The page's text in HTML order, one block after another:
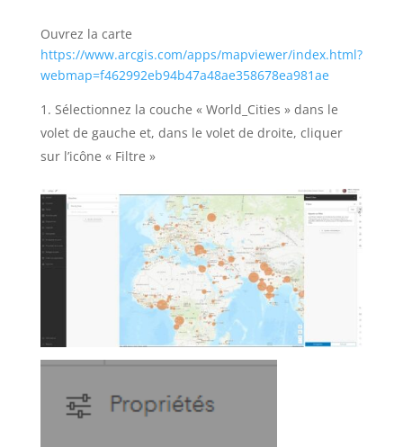
Ouvrez la carte
https://www.arcgis.com/apps/mapviewer/index.html?
webmap=f462992eb94b47a48ae358678ea981ae
Sélectionnez la couche « World_Cities » dans le
volet de gauche et, dans le volet de droite, cliquer
sur l’icône « Filtre »